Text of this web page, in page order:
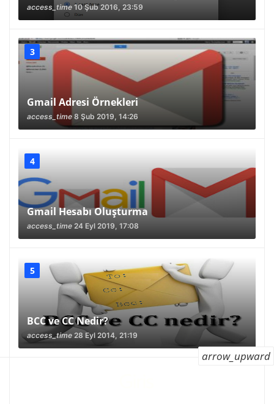
access_time 10 Şub 2016, 23:59
Gmail Adresi Örnekleri
access_time 8 Şub 2019, 14:26
Gmail Hesabı Oluşturma
access_time 24 Eyl 2019, 17:08
BCC ve CC Nedir?
access_time 28 Eyl 2014, 21:19
arrow_upward